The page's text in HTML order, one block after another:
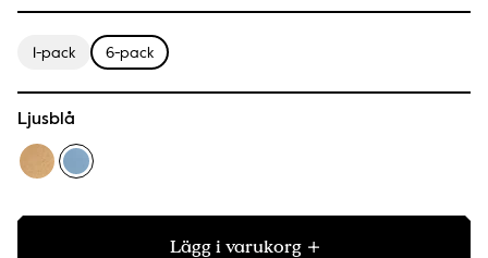
1-pack 6-pack
Ljusblå
Lägg i varukorg